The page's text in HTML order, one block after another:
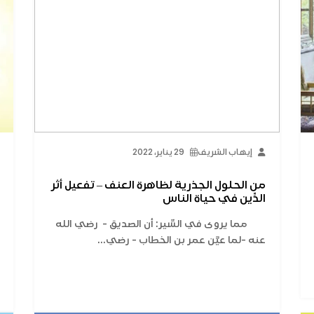
إيهاب الشريف 29 يناير، 2022
من الحلول الجذرية لظاهرة العنف – تفعيل أثر
الدِّين في حياة الناس
مما يروى في السِّير: أن الصديق - رضي الله
عنه -لما عيَّن عمر بن الخطاب - رضي...